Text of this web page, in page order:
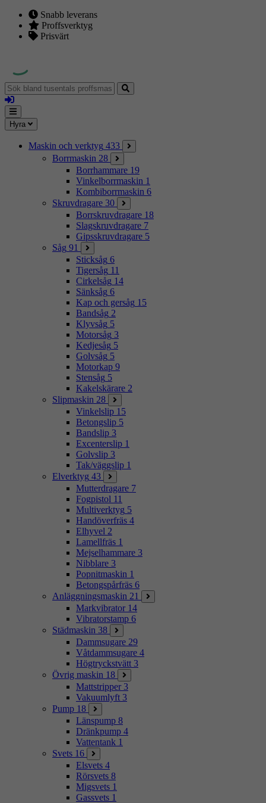
Snabb leverans
Proffsverktyg
Prisvärt
Sök
bland
tusentals
proffsmaskiner
Logga
in
Mina
sidor
Meny
Hyra
Maskin och verktyg 433
Borrmaskin 28
Borrhammare 19
Vinkelborrmaskin 1
Kombiborrmaskin 6
Skruvdragare 30
Borrskruvdragare 18
Slagskruvdragare 7
Gipsskruvdragare 5
Såg 91
Sticksåg 6
Tigersåg 11
Cirkelsåg 14
Sänksåg 6
Kap och gersåg 15
Bandsåg 2
Klyvsåg 5
Motorsåg 3
Kedjesåg 5
Golvsåg 5
Motorkap 9
Stensåg 5
Kakelskärare 2
Slipmaskin 28
Vinkelslip 15
Betongslip 5
Bandslip 3
Excenterslip 1
Golvslip 3
Tak/väggslip 1
Elverktyg 43
Mutterdragare 7
Fogpistol 11
Multiverktyg 5
Handöverfräs 4
Elhyvel 2
Lamellfräs 1
Mejselhammare 3
Nibblare 3
Popnitmaskin 1
Betongspårfräs 6
Anläggningsmaskin 21
Markvibrator 14
Vibratorstamp 6
Städmaskin 38
Dammsugare 29
Våtdammsugare 4
Högtryckstvätt 3
Övrig maskin 18
Mattstripper 3
Vakuumlyft 3
Pump 18
Länspump 8
Dränkpump 4
Vattentank 1
Svets 16
Elsvets 4
Rörsvets 8
Migsvets 1
Gassvets 1